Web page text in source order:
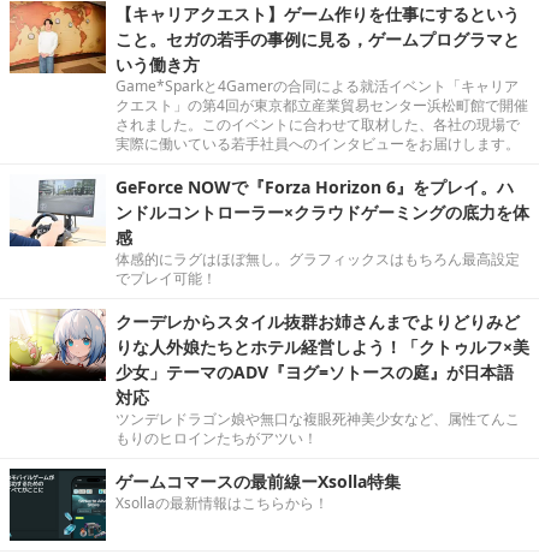
【キャリアクエスト】ゲーム作りを仕事にするという
こと。セガの若手の事例に見る，ゲームプログラマと
いう働き方
Game*Sparkと4Gamerの合同による就活イベント「キャリア
クエスト」の第4回が東京都立産業貿易センター浜松町館で開催
されました。このイベントに合わせて取材した、各社の現場で
実際に働いている若手社員へのインタビューをお届けします。
GeForce NOWで『Forza Horizon 6』をプレイ。ハ
ンドルコントローラー×クラウドゲーミングの底力を体
感
体感的にラグはほぼ無し。グラフィックスはもちろん最高設定
でプレイ可能！
クーデレからスタイル抜群お姉さんまでよりどりみど
りな人外娘たちとホテル経営しよう！「クトゥルフ×美
少女」テーマのADV『ヨグ=ソトースの庭』が日本語
対応
ツンデレドラゴン娘や無口な複眼死神美少女など、属性てんこ
もりのヒロインたちがアツい！
ゲームコマースの最前線ーXsolla特集
Xsollaの最新情報はこちらから！